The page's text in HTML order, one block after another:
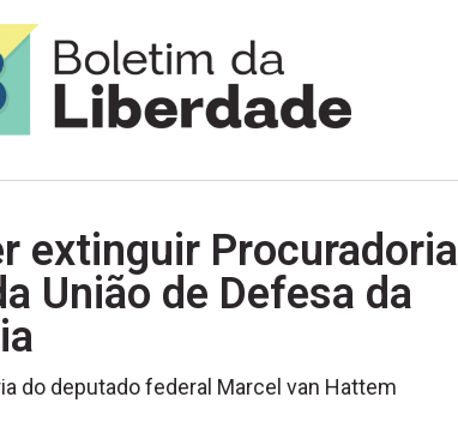
extinguir Procuradoria
União de Defesa da
do deputado federal Marcel van Hattem